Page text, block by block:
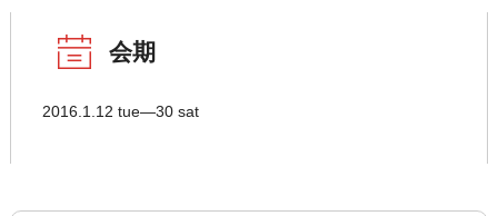
会期
2016.1.12 tue―30 sat